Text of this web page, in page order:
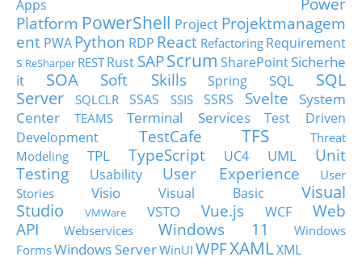
Apps
Platform PowerShell Project Projektmanagem
ent PWA Python RDP React Refactoring Requirement
s ReSharper RESTRust SAPScrum SharePointSicherhe
it
SOA Soft Skills Spring SQL
SQL
Server
SQLCLR SSAS SSIS SSRS Svelte
System
Center
TEAMS Terminal Services
Test Driven
Development
TestCafe TFS
Threat
Modeling
TPL TypeScript UC4 UML
Unit
Testing
Usability User Experience
User
Stories
Visio Visual Basic
Visual
Studio
VMWare VSTO Vue.js WCF
Web
API
Webservices Windows 11
Windows
FormsWindows ServerWinUI WPFXAMLXML